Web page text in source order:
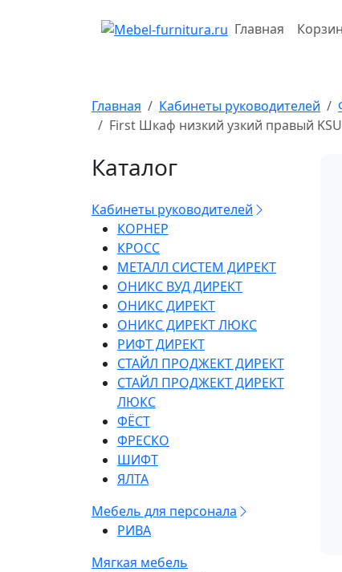
Главная
Главная Кабинеты руководителей
First Шкаф низкий узкий правый
Каталог
Кабинеты руководителей
КОРНЕР
КРОСС
МЕТАЛЛ СИСТЕМ ДИРЕКТ
ОНИКС ВУД ДИРЕКТ
ОНИКС ДИРЕКТ
ОНИКС ДИРЕКТ ЛЮКС
РИФТ ДИРЕКТ
СТАЙЛ ПРОДЖЕКТ ДИРЕКТ
СТАЙЛ ПРОДЖЕКТ ДИРЕКТ
ЛЮКС
ФЁСТ
ФРЕСКО
ШИФТ
ЯЛТА
Мебель для персонала
РИВА
Мягкая мебель